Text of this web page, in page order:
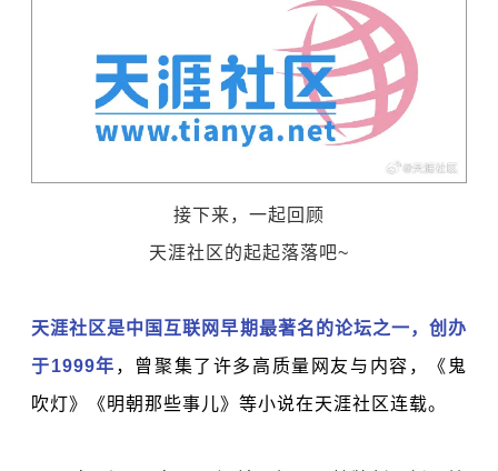
接下来， 一起回顾
天涯社区的起起落落吧~
天涯社区是中国互联网早期最著名的论坛之一，创办
于1999年 ，曾聚集了许多高质量网友与内容，《鬼
吹灯》
《明朝那些事儿》 等小说在天涯社区连载。